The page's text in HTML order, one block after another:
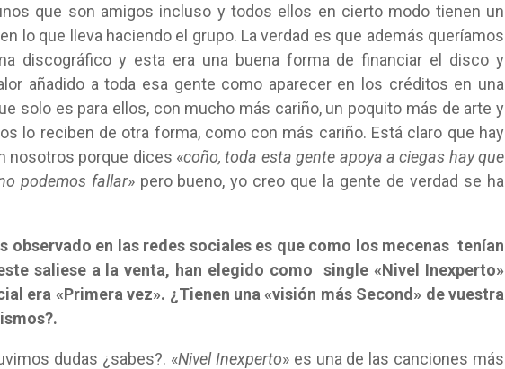
que son amigos incluso y todos ellos en cierto modo tienen un
lo que lleva haciendo el grupo. La verdad es que además queríamos
discográfico y esta era una buena forma de financiar el disco y
añadido a toda esa gente como aparecer en los créditos en una
solo es para ellos, con mucho más cariño, un poquito más de arte y
lo reciben de otra forma, como con más cariño. Está claro que hay
nosotros porque dices «coño, toda esta gente apoya a ciegas hay que
podemos fallar» pero bueno, yo creo que la gente de verdad se ha
observado en las redes sociales es que como los mecenas tenían
saliese a la venta, han elegido como single «Nivel Inexperto»
era «Primera vez». ¿Tienen una «visión más Second» de vuestra
dudas ¿sabes?. «Nivel Inexperto» es una de las canciones más